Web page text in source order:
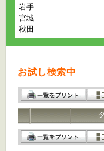
お試し検索中